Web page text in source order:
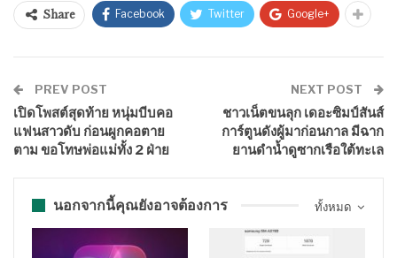
Share Facebook Twitter Google+
PREV POST
เปิดโพสต์สุดท้าย หนุ่มบีบคอ
แฟนสาวดับ ก่อนผูกคอตาย
ตาม ขอโทษพ่อแม่ทั้ง 2 ฝ่าย
NEXT POST
ชาวเน็ตขนลุก เดอะซิมป์สันส์
การ์ตูนดังผู้มาก่อนกาล มีฉาก
ยานดำน้ำดูซากเรือใต้ทะเล
ทั้งหมด
นอกจากนี้คุณยังอาจต้องการ